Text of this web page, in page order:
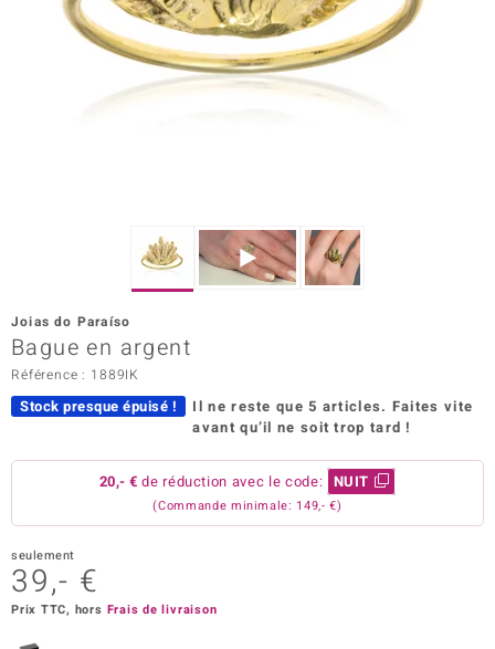
Collection
Joias do Paraíso
Bague en argent
Référence : 1889IK
Stock presque épuisé ! Il ne reste que 5 articles. Faites vite
avant qu’il ne soit trop tard !
20,- € de réduction avec le code: NUIT
(Commande minimale: 149,- €)
seulement
39,- €
Prix TTC, hors Frais de livraison